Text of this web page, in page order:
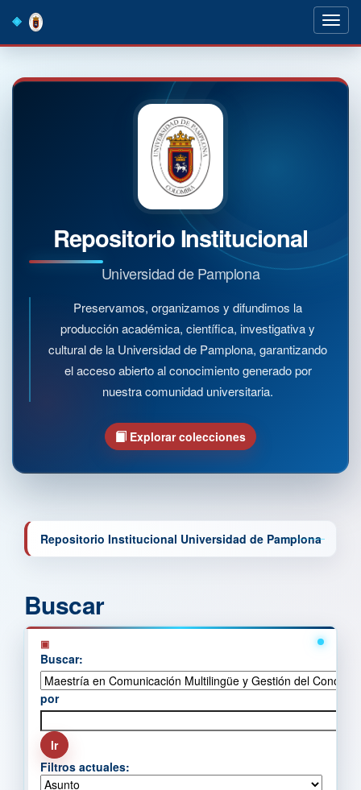
navigation
Repositorio Institucional
Universidad de Pamplona
Preservamos, organizamos y difundimos la
producción académica, científica, investigativa y
cultural de la Universidad de Pamplona, garantizando
el acceso abierto al conocimiento generado por
nuestra comunidad universitaria.
Explorar colecciones
Repositorio Institucional Universidad de Pamplona
Buscar
Buscar:
por
Filtros actuales: